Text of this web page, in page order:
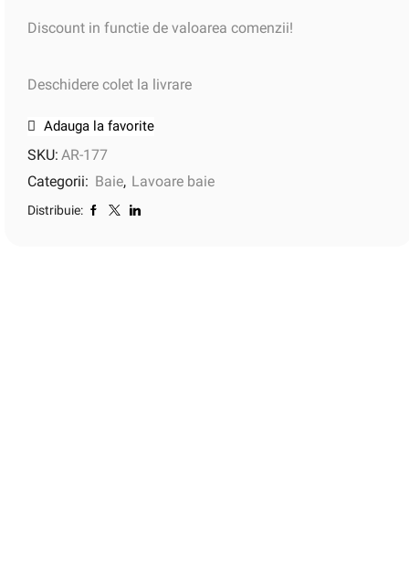
Discount in functie de valoarea comenzii!
Deschidere colet la livrare
Adauga la favorite
SKU: AR-177
Categorii: Baie, Lavoare baie
Distribuie: